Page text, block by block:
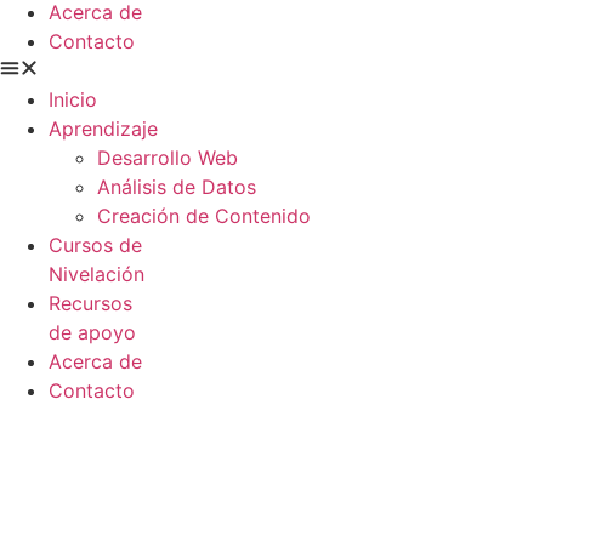
Acerca de
Contacto
Inicio
Aprendizaje
Desarrollo Web
Análisis de Datos
Creación de Contenido
Cursos de
Nivelación
Recursos
de apoyo
Acerca de
Contacto